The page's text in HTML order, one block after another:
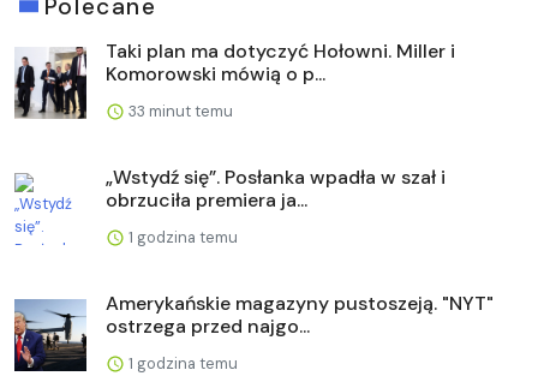
Polecane
Taki plan ma dotyczyć Hołowni. Miller i
Komorowski mówią o p...
33 minut temu
„Wstydź się”. Posłanka wpadła w szał i
obrzuciła premiera ja...
1 godzina temu
Amerykańskie magazyny pustoszeją. "NYT"
ostrzega przed najgo...
1 godzina temu